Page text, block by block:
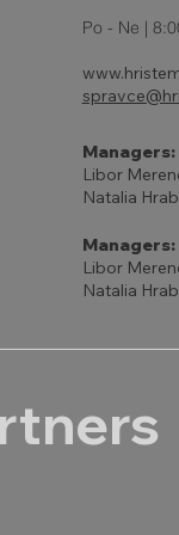
Po - Ne |
Managers:
Libor
Natalia
Managers:
Libor
Natalia